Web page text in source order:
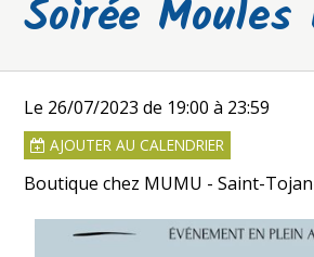
Soirée
Le 26/07/2023 de 19:00 à 23:59
AJOUTER AU CALENDRIER
Boutique chez MUMU - Saint-